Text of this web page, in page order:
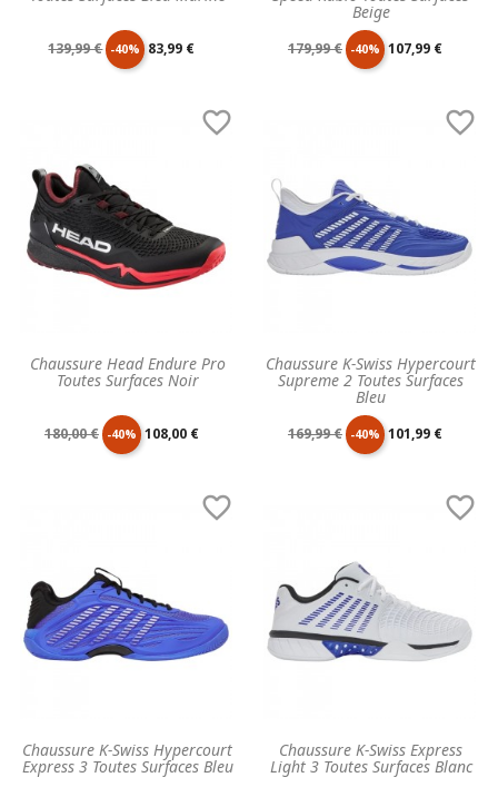
Prix
139,99 € -40% Prix
83,99 €
Beige
Prix
179,99 € -40% Prix
107,99 €
Chaussure Head Endure Pro
Toutes Surfaces Noir

Prix
180,00 € -40% Prix
108,00 €
Chaussure K-Swiss Hypercourt
Supreme 2 Toutes Surfaces
Bleu

Prix
169,99 € -40% Prix
101,99 €
Chaussure K-Swiss Hypercourt
Express 3 Toutes Surfaces Bleu

Chaussure K-Swiss Express
Light 3 Toutes Surfaces Blanc
